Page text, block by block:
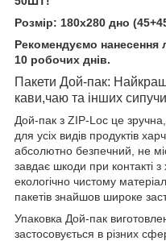
Розмір: 180х280 дно
Рекомендуємо нанесення
10 робочих днів.
Пакети Дой-пак:
кави,чаю та інших
Дой-пак з ZIP-Loc це зручна,
для усіх видів продуктів
абсолютно безпечний, не
завдає шкоди при контакті
екологічно чистому
пакетів знайшов широке
Упаковка Дой-пак
застосовується в різних